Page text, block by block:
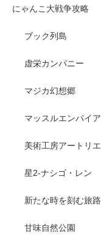
にゃんこ大戦争攻略
ブック列島
虚栄カンパニー
マジカ幻想郷
マッスルエンパイア
美術工房アートリエ
星2-ナシゴ・レン
新たな時を刻む旅路
甘味自然公園